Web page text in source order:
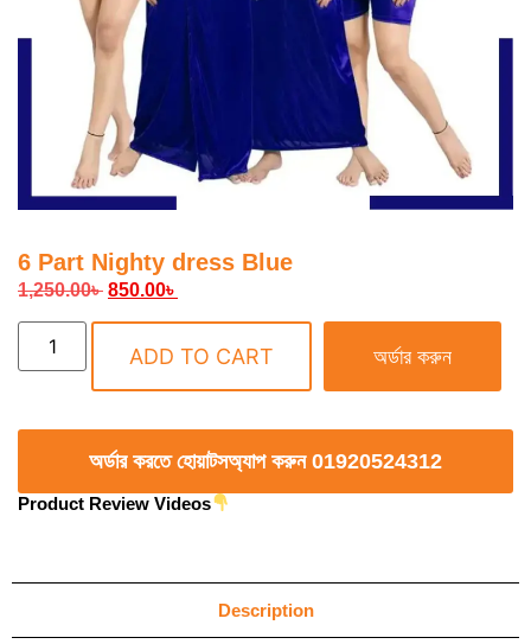
6 Part Nighty dress Blue
1,250.00৳ 850.00৳
ADD TO CART অর্ডার করুন
অর্ডার করতে হোয়াটসঅ্যাপ করুন 01920524312
Product Review Videos
Description